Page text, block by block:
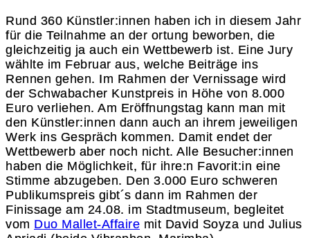
Rund 360 Künstler:innen haben ich in diesem Jahr
für die Teilnahme an der ortung beworben, die
gleichzeitig ja auch ein Wettbewerb ist. Eine Jury
wählte im Februar aus, welche Beiträge ins
Rennen gehen. Im Rahmen der Vernissage wird
der Schwabacher Kunstpreis in Höhe von 8.000
Euro verliehen. Am Eröffnungstag kann man mit
den Künstler:innen dann auch an ihrem jeweiligen
Werk ins Gespräch kommen. Damit endet der
Wettbewerb aber noch nicht. Alle Besucher:innen
haben die Möglichkeit, für ihre:n Favorit:in eine
Stimme abzugeben. Den 3.000 Euro schweren
Publikumspreis gibt´s dann im Rahmen der
Finissage am 24.08. im Stadtmuseum, begleitet
vom Duo Mallet-Affaire mit David Soyza und Julius